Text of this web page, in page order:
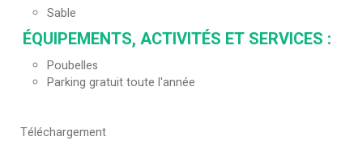
Sable
ÉQUIPEMENTS, ACTIVITÉS ET SERVICES :
Poubelles
Parking gratuit toute l'année
Téléchargement